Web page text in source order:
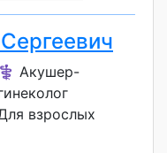
⚕️ Акушер-
взрослых